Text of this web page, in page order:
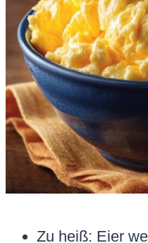
Zu heiß: Eier